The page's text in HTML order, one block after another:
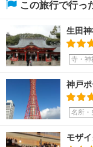
この旅行で行っ
生田
寺・神
神戸
名所・
モザ